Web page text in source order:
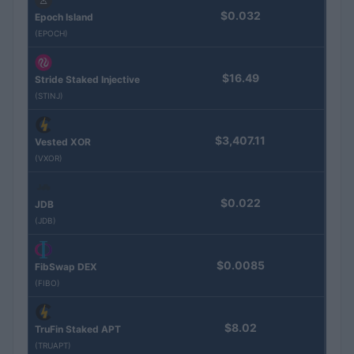
Epoch Island
(EPOCH)
$0.032
Stride Staked Injective
(STINJ)
$16.49
Vested XOR
(VXOR)
$3,407.11
JDB
(JDB)
$0.022
FibSwap DEX
(FIBO)
$0.0085
TruFin Staked APT
(TRUAPT)
$8.02